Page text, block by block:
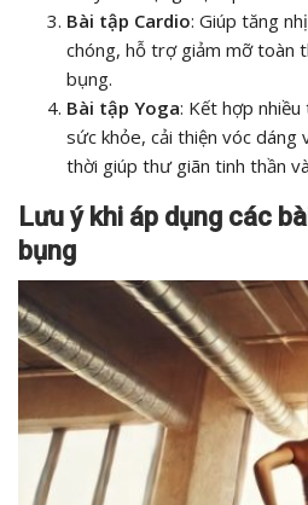
Bài tập Cardio: Giúp tăng
chóng, hỗ trợ giảm mỡ toàn
bụng.
Bài tập Yoga: Kết hợp
sức khỏe, cải thiện vóc dáng
thời giúp thư giãn tinh thần
Lưu ý khi áp dụng các
bụng